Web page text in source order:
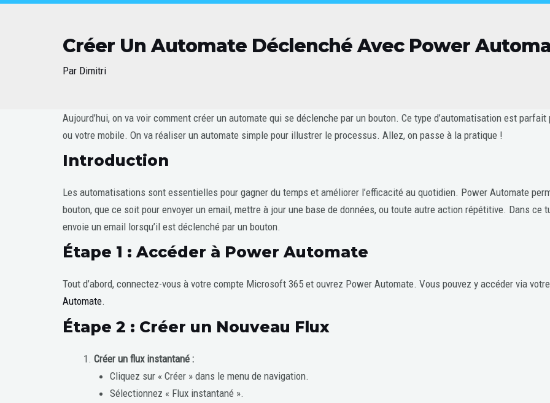
Créer Un Automate Déclenché Avec Power
Par Dimitri
Aujourd’hui, on va voir comment créer un automate qui se déclenche par un bouton. Ce type d’automatisation est
ou votre mobile. On va réaliser un automate simple pour illustrer le processus. Allez, on passe à la pratique !
Introduction
Les automatisations sont essentielles pour gagner du temps et améliorer l’efficacité au quotidien. Power Automate
bouton, que ce soit pour envoyer un email, mettre à jour une base de données, ou toute autre action répétitive. Dans
envoie un email lorsqu’il est déclenché par un bouton.
Étape 1 : Accéder à Power Automate
Tout d’abord, connectez-vous à votre compte Microsoft 365 et ouvrez Power Automate. Vous pouvez y accéder via
Automate.
Étape 2 : Créer un Nouveau Flux
Créer un flux instantané :
Cliquez sur « Créer » dans le menu de navigation.
Sélectionnez « Flux instantané ».
Post
navigation